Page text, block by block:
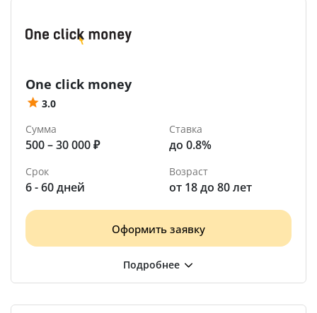
One click money
3.0
Сумма
500 – 30 000 ₽
Ставка
до 0.8%
Срок
6 - 60 дней
Возраст
от 18 до 80 лет
Оформить заявку